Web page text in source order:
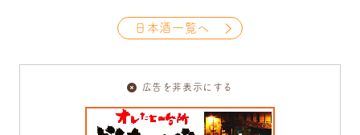
日本酒一覧へ
広告を非表示にする